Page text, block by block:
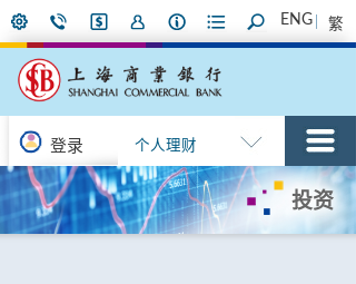
ENG 繁
登录 个人理财
投资